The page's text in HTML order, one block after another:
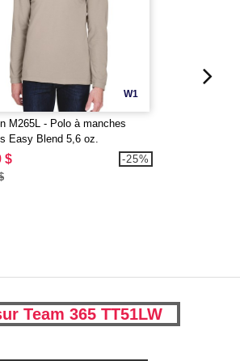
W1
M265L - Polo à manches
Easy Blend 5,6 oz.
$ -25%
Team 365 TT51LW